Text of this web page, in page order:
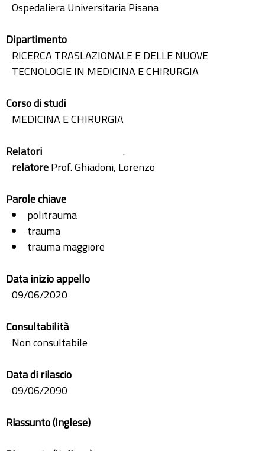
Ospedaliera Universitaria Pisana
Dipartimento
RICERCA TRASLAZIONALE E DELLE NUOVE
TECNOLOGIE IN MEDICINA E CHIRURGIA
Corso di studi
MEDICINA E CHIRURGIA
Relatori
.
relatoreProf. Ghiadoni, Lorenzo
Parole chiave
politrauma
trauma
trauma maggiore
Data inizio appello
09/06/2020
Consultabilità
Non consultabile
Data di rilascio
09/06/2090
Riassunto (Inglese)